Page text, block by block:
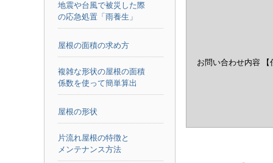
地震や台風で被災した際
の応急処置「雨養生」
屋根の面積の求め方
複雑な形状の屋根の面積
係数を使って簡単算出
屋根の形状
片流れ屋根の特徴と
メンテナンス方法
お問い合わせ内容